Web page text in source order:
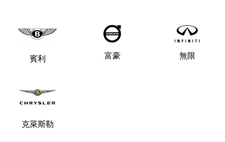
賓利 富豪 無限
克萊斯勒